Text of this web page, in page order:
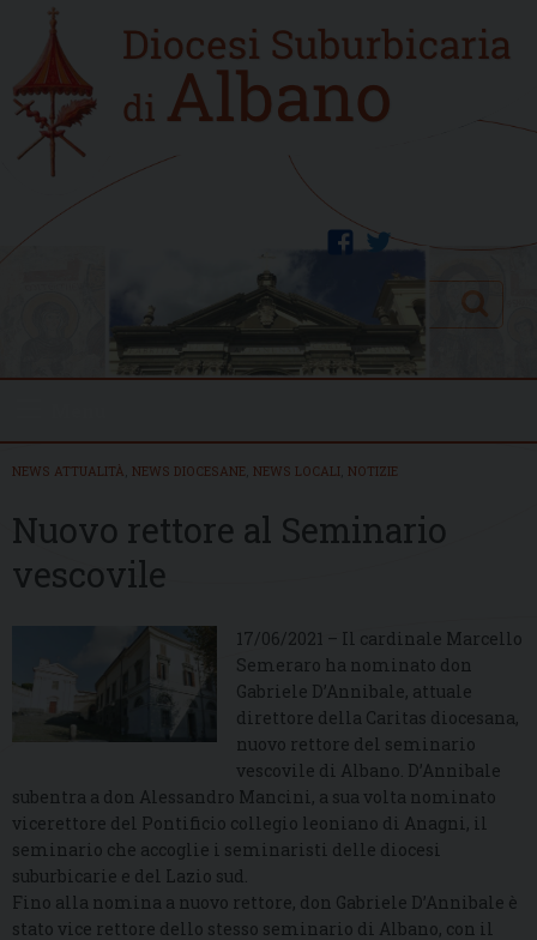
content
Home
new
twitter
facebook
Search
NEWS ATTUALITÀ NEWS DIOCESANE NEWS LOCALI NOTIZIE
Nuovo rettore al Seminario
vescovile
17/06/2021 – Il cardinale Marcello
Semeraro ha nominato don
Gabriele D’Annibale, attuale
direttore della Caritas diocesana,
nuovo rettore del seminario
vescovile di Albano. D’Annibale
subentra a don Alessandro Mancini, a sua volta nominato
vicerettore del Pontificio collegio leoniano di Anagni, il
seminario che accoglie i seminaristi delle diocesi
suburbicarie e del Lazio sud.
Fino alla nomina a nuovo rettore, don Gabriele D’Annibale è
stato vice rettore dello stesso seminario di Albano, con il